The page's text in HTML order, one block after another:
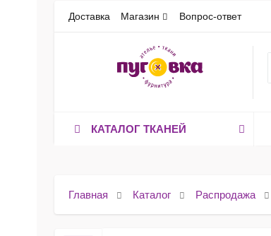
Доставка Магазин Вопрос-ответ
КАТАЛОГ ТКАНЕЙ
Главная Каталог Распродажа